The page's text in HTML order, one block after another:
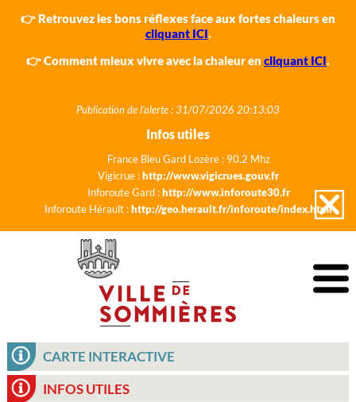
👉 Retrouvez les bons réflexes face aux fortes chaleurs en
cliquant ICI.
👉 Comment mieux vivre avec la chaleur en cliquant ICI.
Publication de l'alerte : 31/07/2026 20:13:03
Infos utiles
France Bleu Gard Lozère : 90.2 Mhz
Vigicrue :http://www.vigicrues.gouv.fr
Inforoute Gard :http://www.inforoute30.fr
Inforoute Hérault :http://geo.herault.fr/inforoute/index.html
CARTE INTERACTIVE
INFOS UTILES